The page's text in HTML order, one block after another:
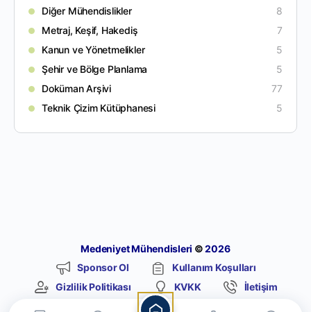
Diğer Mühendislikler
8
Metraj, Keşif, Hakediş
7
Kanun ve Yönetmelikler
5
Şehir ve Bölge Planlama
5
Doküman Arşivi
77
Teknik Çizim Kütüphanesi
5
Medeniyet Mühendisleri © 2026
Sponsor Ol
Kullanım Koşulları
Gizlilik Politikası
KVKK İletişim